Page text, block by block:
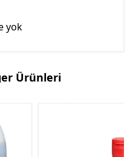
yok
Ürünleri